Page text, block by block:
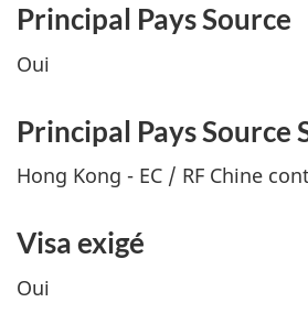
Principal Pays Source
Oui
Principal Pays Source
Hong Kong - EC / RF Chine
Visa exigé
Oui